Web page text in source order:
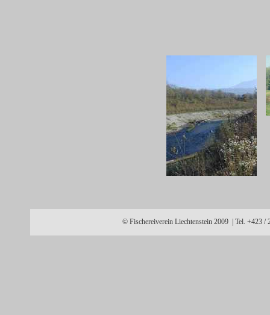
© Fischereiverein Liechtenstein 2009 | Tel. +423